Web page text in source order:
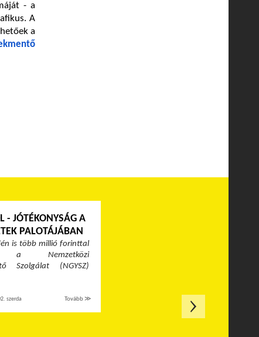
- a
A
a
- JÓTÉKONYSÁG A
PALOTÁJÁBAN
is több millió forinttal
a Nemzetközi
Szolgálat (NGYSZ)
szerda Tovább ≫